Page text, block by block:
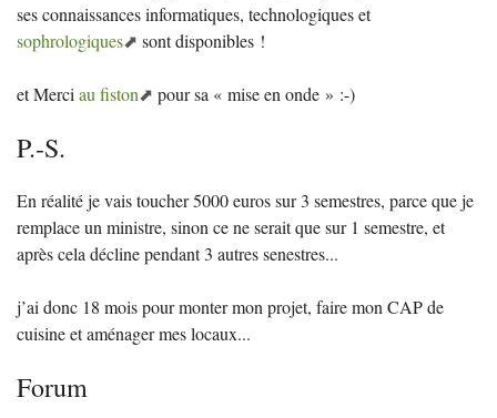
ses connaissances informatiques, technologiques et
sophrologiques
sont disponibles !
et Merci au fiston pour sa « mise en onde » :-)
P.-S.
En réalité je vais toucher 5000 euros sur 3 semestres, parce que je
remplace un ministre, sinon ce ne serait que sur 1 semestre, et
après cela décline pendant 3 autres senestres...
j’ai donc 18 mois pour monter mon projet, faire mon CAPde
cuisine et aménager mes locaux...
Forum